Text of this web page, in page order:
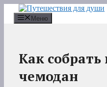
Перейти
содержимому
Меню
Как
чемодан